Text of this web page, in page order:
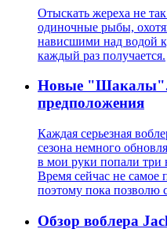
Отыскать жереха не
одиночные рыбы,
нависшими над водой
каждый раз получается.
Новые
предположения
Каждая серьезная
сезона немного
в мои руки попали три
Время сейчас не самое
поэтому пока позволю
Обзор воблера